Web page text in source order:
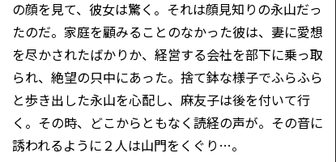
の顔を見て、彼女は驚く。それは顔見知りの永山だっ
たのだ。家庭を顧みることのなかった彼は、妻に愛想
を尽かされたばかりか、経営する会社を部下に乗っ取
られ、絶望の只中にあった。捨て鉢な様子でふらふら
と歩き出した永山を心配し、麻友子は後を付いて行
く。その時、どこからともなく読経の声が。その音に
誘われるように２人は山門をくぐり…。